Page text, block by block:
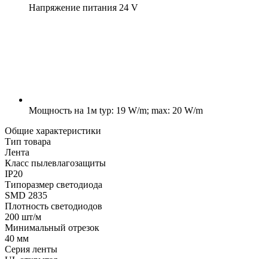
Напряжение питания 24 V
Мощность на 1м typ: 19 W/m; max: 20 W/m
Общие характеристики
Тип товара
Лента
Класс пылевлагозащиты
IP20
Типоразмер светодиода
SMD 2835
Плотность светодиодов
200 шт/м
Минимальный отрезок
40 мм
Серия ленты